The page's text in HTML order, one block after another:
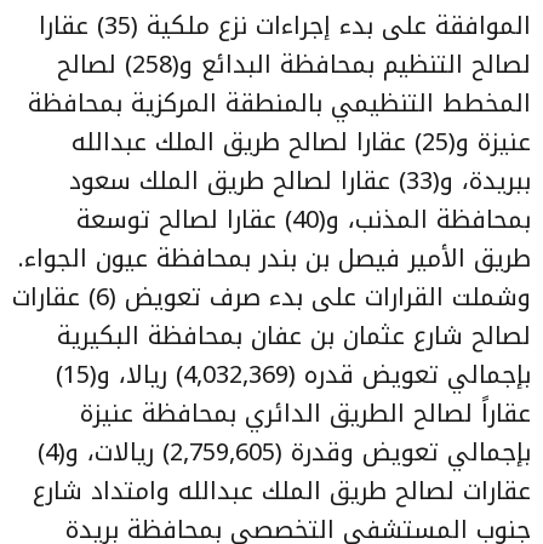
الموافقة على بدء إجراءات نزع ملكية (35) عقارا
لصالح التنظيم بمحافظة البدائع و(258) لصالح
المخطط التنظيمي بالمنطقة المركزية بمحافظة
عنيزة و(25) عقارا لصالح طريق الملك عبدالله
ببريدة، و(33) عقارا لصالح طريق الملك سعود
بمحافظة المذنب، و(40) عقارا لصالح توسعة
طريق الأمير فيصل بن بندر بمحافظة عيون الجواء.
وشملت القرارات على بدء صرف تعويض (6) عقارات
لصالح شارع عثمان بن عفان بمحافظة البكيرية
بإجمالي تعويض قدره (4,032,369) ريالا، و(15)
عقاراً لصالح الطريق الدائري بمحافظة عنيزة
بإجمالي تعويض وقدرة (2,759,605) ريالات، و(4)
عقارات لصالح طريق الملك عبدالله وامتداد شارع
جنوب المستشفى التخصصي بمحافظة بريدة